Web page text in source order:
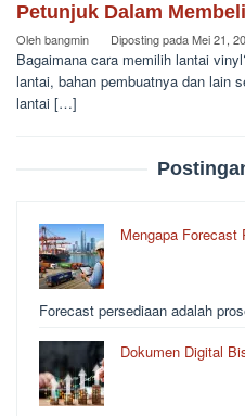
Petunjuk Dalam
Olehbangmin Diposting padaMei 21,
Bagaimana cara memilih lantai
lantai, bahan pembuatnya dan lain
lantai […]
Mengapa
Forecast persediaan adalah
Dokumen Digital